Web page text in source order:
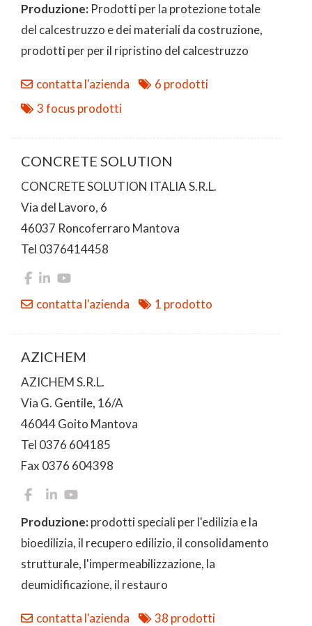
Produzione: Prodotti per la protezione totale
del calcestruzzo e dei materiali da costruzione,
prodotti per per il ripristino del calcestruzzo
contatta l'azienda
6 prodotti
3 focus prodotti
CONCRETE SOLUTION
CONCRETE SOLUTION ITALIA S.R.L.
Via del Lavoro, 6
46037 Roncoferraro Mantova
Tel 0376414458
contatta l'azienda 1 prodotto
AZICHEM
AZICHEM S.R.L.
Via G. Gentile, 16/A
46044 Goito Mantova
Tel 0376 604185
Fax 0376 604398
Produzione:prodotti speciali per l'edilizia e la
bioedilizia, il recupero edilizio, il consolidamento
strutturale, l'impermeabilizzazione, la
deumidificazione, il restauro
contatta l'azienda
38 prodotti